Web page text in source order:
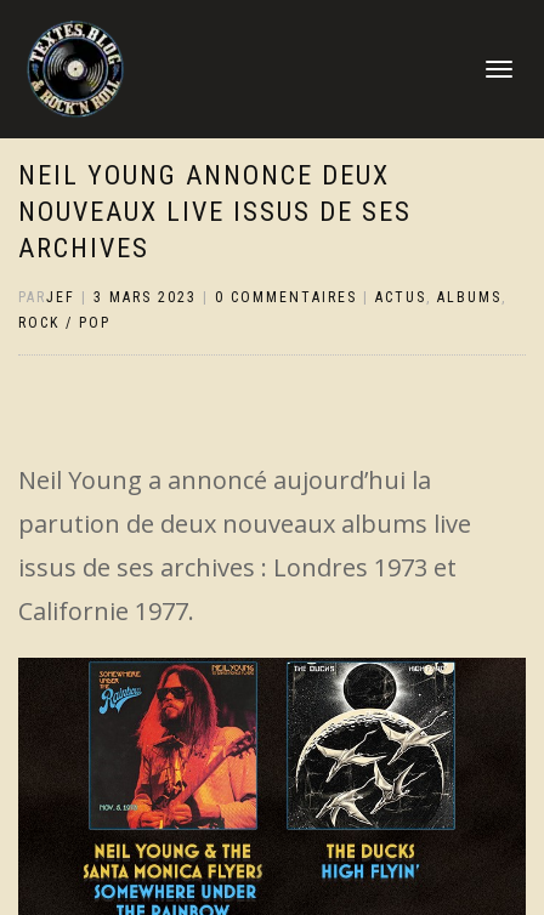
DÉPLIER
NEIL YOUNG ANNONCE DEUX
NOUVEAUX LIVE ISSUS DE SES
ARCHIVES
PARJEF 3 MARS 2023 0 COMMENTAIRES ACTUS , ALBUMS ,
ROCK / POP
Neil Young a annoncé aujourd’hui la
parution de deux nouveaux albums live
issus de ses archives : Londres 1973 et
Californie 1977.